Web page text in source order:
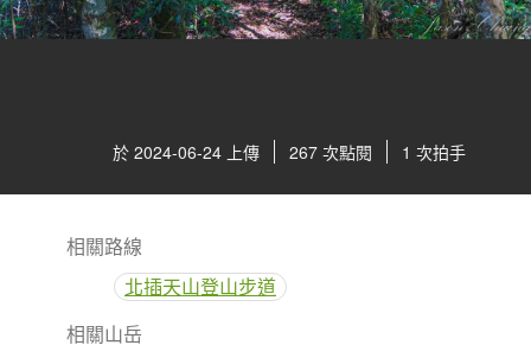
於 2024-06-24 上傳 267 次點閱 1 次拍手
相關路線
北插天山登山步道
相關山岳